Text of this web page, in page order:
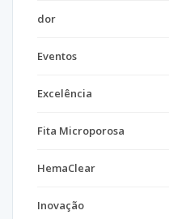
dor
Eventos
Excelência
Fita Microporosa
HemaClear
Inovação